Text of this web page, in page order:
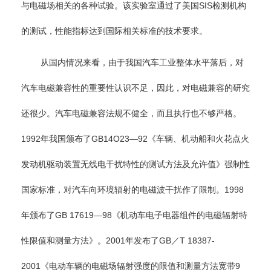
与电磁场相关的各种试验。该实验室通过了美国SIS检测机构
的测试，性能指标达到国际相关标准的技术要求。
从国内情况来看，由于我国汽车工业整体水平落后，对
汽车电磁兼容性的重要性认识不足，因此，对电磁兼容的研究
还很少。汽车电磁兼容法规不健全，而且执行也不够严格。
1992年我国颁布了GB14O23—92《车辆、机动船和火花点火
发动机驱动装置无线电干扰特性的测试方法及允许值》强制性
国家标准，对汽车向环境辐射的电磁波干扰作了限制。1998
年颁布了GB 17619—98《机动车电子电器组件的电磁辐射特
性限值和测量方法》。2001年发布了GB／T 18387-
2001《电动车辆的电磁场辐射强度的限值和测量方法宽带9